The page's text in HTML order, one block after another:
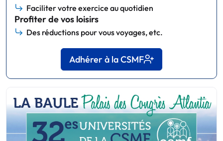
Faciliter votre exercice au quotidien
Profiter de vos loisirs
Des réductions pour vous voyages, etc.
Adhérer à la CSMF